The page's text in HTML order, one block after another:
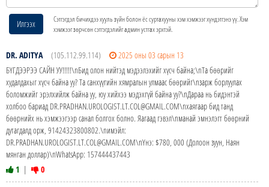
Илгээх
Сэтгэгдэл бичихдээ хууль зүйн болон ёс суртахууны хэм хэмжээг хүндэтгэнэ үү. Хэм
хэмжээг зөрчсөн сэтгэгдэлийг админ устгах эрхтэй.
DR. ADITYA (105.112.99.114)
2025 оны 03 сарын 13
БҮГДЭЭРЭЭ САЙН УУ!!!!!\nБид олон нийтэд мэдээлэхийг хүсч байна;\nТа бөөрийг
худалдахыг хүсч байна уу? Та санхүүгийн хямралын улмаас бөөрийг\nзарж борлуулах
боломжийг эрэлхийлж байна уу, юу хийхээ мэдэхгүй байна уу?\nДараа нь бидэнтэй
холбоо бариад DR.PRADHAN.UROLOGIST.LT.COL@GMAIL.COM\nхаягаар бид танд
бөөрнийх нь хэмжээгээр санал болгох болно. Яагаад гэвэл\nманай эмнэлэгт бөөрний
дутагдалд орж, 91424323800802.\nимэйл:
DR.PRADHAN.UROLOGIST.LT.COL@GMAIL.COM\nYнэ: $780, 000 (Долоон зуун, Наян
мянган доллар)\nWhatsApp: 157444437443
1 | 0